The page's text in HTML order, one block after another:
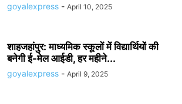
goyalexpress - April 10, 2025
शाहजहांपुर: माध्यमिक स्कूलाें में विद्यार्थियों की
बनेगी ई-मेल आईडी, हर महीने...
goyalexpress - April 9, 2025